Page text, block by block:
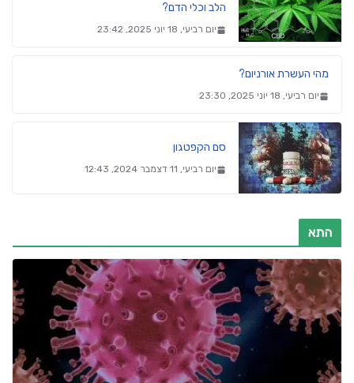
הלב וכלי הדם?
יום רביעי, 18 יוני 2025, 23:42
מהי העשרת אורניום?
יום רביעי, 18 יוני 2025, 23:30
סם הקפטגון
יום רביעי, 11 דצמבר 2024, 12:43
התא